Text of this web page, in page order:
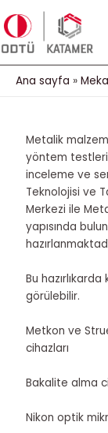
atla
Ana sayfa
Metalik
yöntem
inceleme ve
Teknolojisi ve
Merkezi ile
yapısında
Bu
görülebilir.
Metkon ve
cihazları
Bakalite alma
Nikon optik